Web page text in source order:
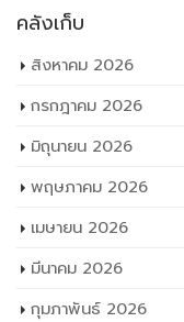
คลังเก็บ
สิงหาคม 2026
กรกฎาคม 2026
มิถุนายน 2026
พฤษภาคม 2026
เมษายน 2026
มีนาคม 2026
กุมภาพันธ์ 2026